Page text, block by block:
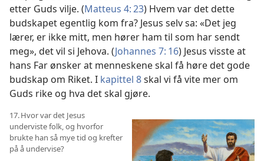
etter Guds vilje. (Matteus 4: 23) Hvem var det dette
budskapet egentlig kom fra? Jesus selv sa: «Det jeg
lærer, er ikke mitt, men hører ham til som har sendt
meg», det vil si Jehova. (Johannes 7: 16) Jesus visste at
hans Far ønsker at menneskene skal få høre det gode
budskap om Riket. I kapittel 8skal vi få vite mer om
Guds rike og hva det skal gjøre.
17. Hvor var det Jesus
underviste folk, og hvorfor
brukte han så mye tid og krefter
på å undervise?